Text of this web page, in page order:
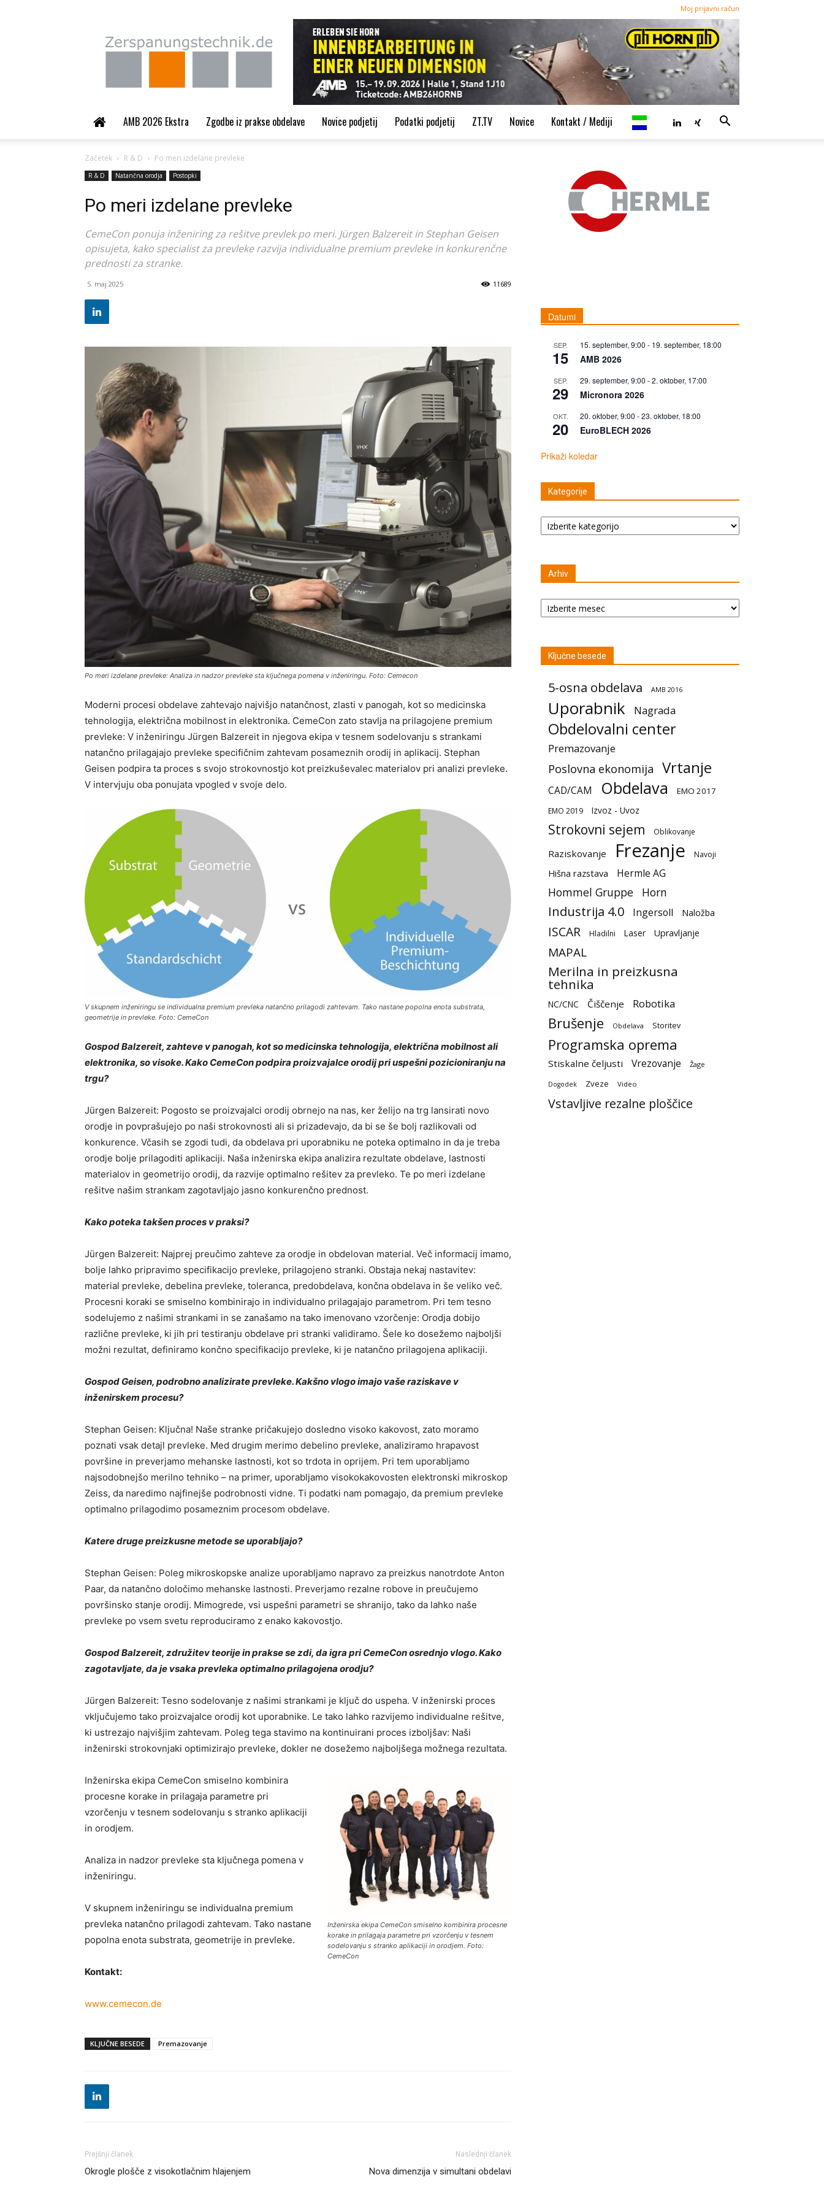
Moj prijavni račun
Zerspanungstechnik.de
AMB 2026 Ekstra Zgodbe iz prakse obdelave Novice podjetij Podatki podjetij ZT.TV Novice Kontakt / Mediji
Začetek R & D Po meri izdelane prevleke
R & D Natančna orodja Postopki
Po meri izdelane prevleke
CemeCon ponuja inženiring za rešitve prevlek po meri. Jürgen Balzereit in Stephan Geisen
opisujeta, kako specialist za prevleke razvija individualne premium prevleke in konkurenčne
prednosti za stranke.
5. maj 2025 11689
Po meri izdelane prevleke: Analiza in nadzor prevleke sta ključnega pomena v inženiringu. Foto: Cemecon
Moderni procesi obdelave zahtevajo najvišjo natančnost, zlasti v panogah, kot so medicinska
tehnologija, električna mobilnost in elektronika. CemeCon zato stavlja na prilagojene premium
prevleke: V inženiringu Jürgen Balzereit in njegova ekipa v tesnem sodelovanju s strankami
natančno prilagajajo prevleke specifičnim zahtevam posameznih orodij in aplikacij. Stephan
Geisen podpira ta proces s svojo strokovnostjo kot preizkuševalec materialov pri analizi prevleke.
V intervjuju oba ponujata vpogled v svoje delo.
V skupnem inženiringu se individualna premium prevleka natančno prilagodi zahtevam. Tako nastane popolna enota substrata,
geometrije in prevleke. Foto: CemeCon
Gospod Balzereit, zahteve v panogah, kot so medicinska tehnologija, električna mobilnost ali
elektronika, so visoke. Kako CemeCon podpira proizvajalce orodij pri uspešni pozicioniranju na
trgu?
Jürgen Balzereit: Pogosto se proizvajalci orodij obrnejo na nas, ker želijo na trg lansirati novo
orodje in povprašujejo po naši strokovnosti ali si prizadevajo, da bi se še bolj razlikovali od
konkurence. Včasih se zgodi tudi, da obdelava pri uporabniku ne poteka optimalno in da je treba
orodje bolje prilagoditi aplikaciji. Naša inženirska ekipa analizira rezultate obdelave, lastnosti
materialov in geometrijo orodij, da razvije optimalno rešitev za prevleko. Te po meri izdelane
rešitve našim strankam zagotavljajo jasno konkurenčno prednost.
Kako poteka takšen proces v praksi?
Jürgen Balzereit: Najprej preučimo zahteve za orodje in obdelovan material. Več informacij imamo,
bolje lahko pripravimo specifikacijo prevleke, prilagojeno stranki. Obstaja nekaj nastavitev:
material prevleke, debelina prevleke, toleranca, predobdelava, končna obdelava in še veliko več.
Procesni koraki se smiselno kombinirajo in individualno prilagajajo parametrom. Pri tem tesno
sodelujemo z našimi strankami in se zanašamo na tako imenovano vzorčenje: Orodja dobijo
različne prevleke, ki jih pri testiranju obdelave pri stranki validiramo. Šele ko dosežemo najboljši
možni rezultat, definiramo končno specifikacijo prevleke, ki je natančno prilagojena aplikaciji.
Gospod Geisen, podrobno analizirate prevleke. Kakšno vlogo imajo vaše raziskave v
inženirskem procesu?
Stephan Geisen: Ključna! Naše stranke pričakujejo dosledno visoko kakovost, zato moramo
poznati vsak detajl prevleke. Med drugim merimo debelino prevleke, analiziramo hrapavost
površine in preverjamo mehanske lastnosti, kot so trdota in oprijem. Pri tem uporabljamo
najsodobnejšo merilno tehniko – na primer, uporabljamo visokokakovosten elektronski mikroskop
Zeiss, da naredimo najfinejše podrobnosti vidne. Ti podatki nam pomagajo, da premium prevleke
optimalno prilagodimo posameznim procesom obdelave.
Katere druge preizkusne metode se uporabljajo?
Stephan Geisen: Poleg mikroskopske analize uporabljamo napravo za preizkus nanotrdote Anton
Paar, da natančno določimo mehanske lastnosti. Preverjamo rezalne robove in preučujemo
površinsko stanje orodij. Mimogrede, vsi uspešni parametri se shranijo, tako da lahko naše
prevleke po vsem svetu reproduciramo z enako kakovostjo.
Gospod Balzereit, združitev teorije in prakse se zdi, da igra pri CemeCon osrednjo vlogo. Kako
zagotavljate, da je vsaka prevleka optimalno prilagojena orodju?
Jürgen Balzereit: Tesno sodelovanje z našimi strankami je ključ do uspeha. V inženirski proces
vključujemo tako proizvajalce orodij kot uporabnike. Le tako lahko razvijemo individualne rešitve,
ki ustrezajo najvišjim zahtevam. Poleg tega stavimo na kontinuirani proces izboljšav: Naši
inženirski strokovnjaki optimizirajo prevleke, dokler ne dosežemo najboljšega možnega rezultata.
Inženirska ekipa CemeCon smiselno kombinira procesne
korake in prilagaja parametre pri vzorčenju v tesnem
sodelovanju s stranko aplikaciji in orodjem. Foto:
CemeCon
Inženirska ekipa CemeCon smiselno kombinira
procesne korake in prilagaja parametre pri
vzorčenju v tesnem sodelovanju s stranko aplikaciji
in orodjem.
Analiza in nadzor prevleke sta ključnega pomena v
inženiringu.
V skupnem inženiringu se individualna premium
prevleka natančno prilagodi zahtevam. Tako nastane
popolna enota substrata, geometrije in prevleke.
Kontakt:
www.cemecon.de
KLJUČNE BESEDE Premazovanje
Prejšnji članek
Okrogle plošče z visokotlačnim hlajenjem
Naslednji članek
Nova dimenzija v simultani obdelavi
Datumi
SEP.
15
15. september, 9:00 - 19. september, 18:00
AMB 2026
SEP.
29
29. september, 9:00 -2. oktober, 17:00
Micronora 2026
OKT.
20
20. oktober, 9:00 -23. oktober, 18:00
EuroBLECH 2026
Prikaži koledar
Kategorije
Kategorije
Arhiv
Arhiv
Ključne besede
5-osna obdelava AMB 2016
Uporabnik Nagrada
Obdelovalni center
Premazovanje
Poslovna ekonomija Vrtanje
CAD/CAM Obdelava EMO 2017
EMO 2019 Izvoz - Uvoz
Strokovni sejem Oblikovanje
Raziskovanje Frezanje Navoji
Hišna razstava Hermle AG
Hommel Gruppe Horn
Industrija 4.0 Ingersoll Naložba
ISCAR Hladilni Laser Upravljanje
MAPAL
Merilna in preizkusna
tehnika
NC/CNC Čiščenje Robotika
Brušenje Obdelava Storitev
Programska oprema
Stiskalne čeljusti Vrezovanje Žage
Dogodek Zveze Video
Vstavljive rezalne ploščice